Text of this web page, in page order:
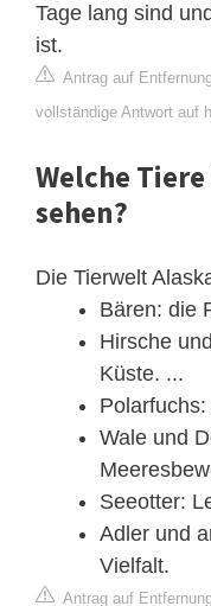
Tage lang sind
ist.
Antrag auf
vollständige Antwort auf
Welche
sehen?
Die Tierwelt
Bären: die
Hirsche
Küste. ...
Wale und
Seeotter:
Adler und
Vielfalt.
Antrag auf